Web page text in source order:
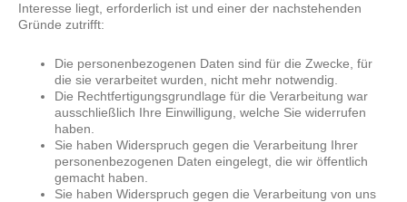
Interesse liegt, erforderlich ist und einer der nachstehenden
Gründe zutrifft:
Die personenbezogenen Daten sind für die Zwecke, für
die sie verarbeitet wurden, nicht mehr notwendig.
Die Rechtfertigungsgrundlage für die Verarbeitung war
ausschließlich Ihre Einwilligung, welche Sie widerrufen
haben.
Sie haben Widerspruch gegen die Verarbeitung Ihrer
personenbezogenen Daten eingelegt, die wir öffentlich
gemacht haben.
Sie haben Widerspruch gegen die Verarbeitung von uns